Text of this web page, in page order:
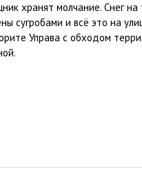
хранят молчание. Снег
сугробами и всё это на
Управа с обходом